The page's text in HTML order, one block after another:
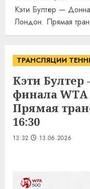
Кэти Бултер —
Лондон. Прямая
ТРАНСЛЯЦИИ
Кэти
финала
Прямая
16:30
13:32 13.06.2026